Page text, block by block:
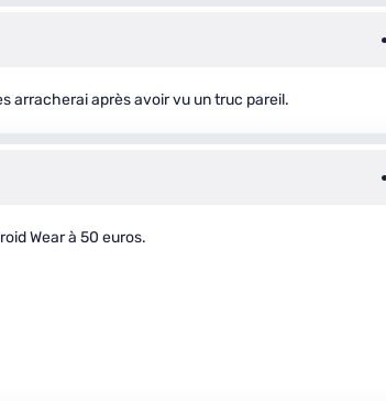
arracherai après avoir vu un truc pareil.
Wear à 50 euros.